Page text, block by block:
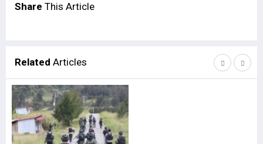
Share This Article
Related Articles